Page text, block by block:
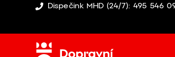
Dispečink MHD (24/7): 495 546